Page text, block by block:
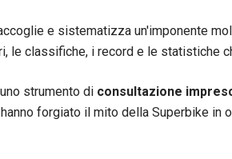
e sistematizza un'imponente
le classifiche, i record e le statistiche
strumento di consultazione
forgiato il mito della Superbike in